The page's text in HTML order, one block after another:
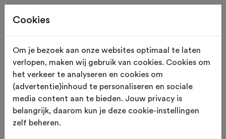
EXPO Magreglio CO
Madonna del Ghisallo
Als wielerliefhebber is het 'Ghisallo
Cookies
Om je bezoek aan onze websites optimaal te laten
verlopen, maken wij gebruik van cookies. Cookies om
het verkeer te analyseren en cookies om
(advertentie)inhoud te personaliseren en sociale
media content aan te bieden. Jouw privacy is
belangrijk, daarom kun je deze cookie-instellingen
zelf beheren.